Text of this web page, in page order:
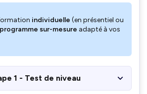
individuelle (en présentiel ou
programme sur-mesure adapté à vos
1 - Test de niveau